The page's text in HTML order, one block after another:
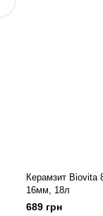
Керамзит Biovita
16мм, 18л
689 грн